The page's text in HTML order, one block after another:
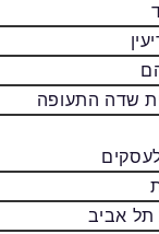
שדה התעופה
תל אביב